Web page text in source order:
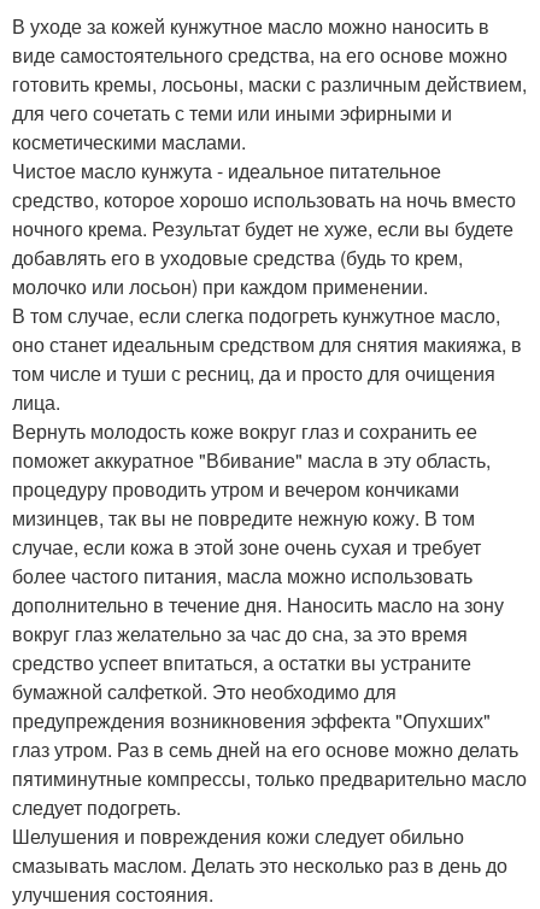
В уходе за кожей кунжутное масло можно наносить в
виде самостоятельного средства, на его основе можно
готовить кремы, лосьоны, маски с различным действием,
для чего сочетать с теми или иными эфирными и
косметическими маслами.
Чистое масло кунжута - идеальное питательное
средство, которое хорошо использовать на ночь вместо
ночного крема. Результат будет не хуже, если вы будете
добавлять его в уходовые средства (будь то крем,
молочко или лосьон) при каждом применении.
В том случае, если слегка подогреть кунжутное масло,
оно станет идеальным средством для снятия макияжа, в
том числе и туши с ресниц, да и просто для очищения
лица.
Вернуть молодость коже вокруг глаз и сохранить ее
поможет аккуратное "Вбивание" масла в эту область,
процедуру проводить утром и вечером кончиками
мизинцев, так вы не повредите нежную кожу. В том
случае, если кожа в этой зоне очень сухая и требует
более частого питания, масла можно использовать
дополнительно в течение дня. Наносить масло на зону
вокруг глаз желательно за час до сна, за это время
средство успеет впитаться, а остатки вы устраните
бумажной салфеткой. Это необходимо для
предупреждения возникновения эффекта "Опухших"
глаз утром. Раз в семь дней на его основе можно делать
пятиминутные компрессы, только предварительно масло
следует подогреть.
Шелушения и повреждения кожи следует обильно
смазывать маслом. Делать это несколько раз в день до
улучшения состояния.